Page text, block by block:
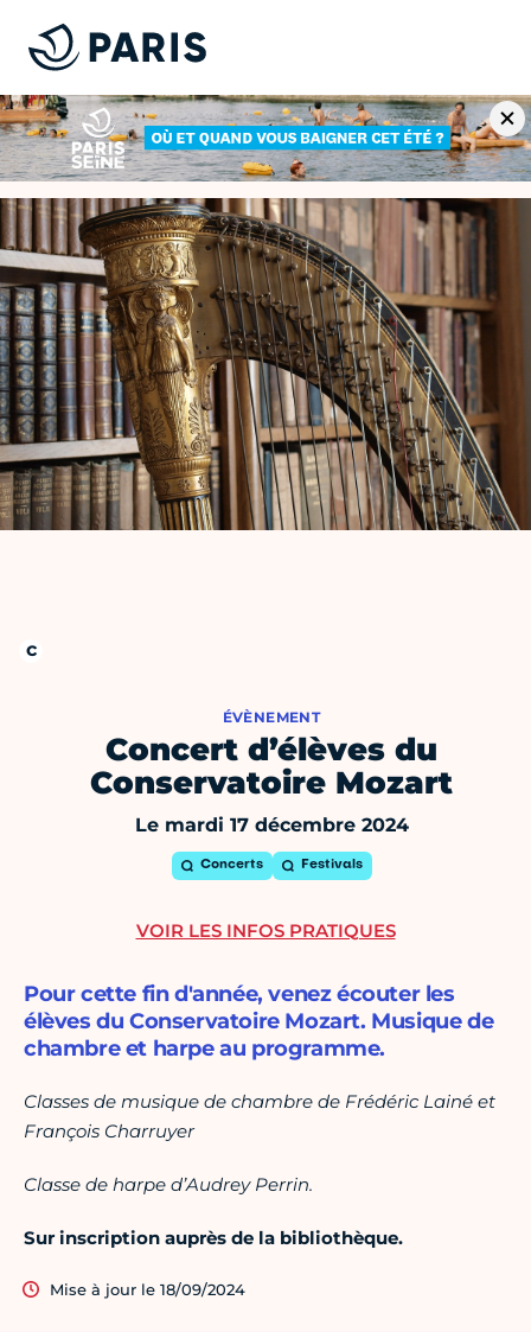
ÉVÈNEMENT
Concert d’élèves du
Conservatoire Mozart
Le mardi 17 décembre 2024
Concerts Festivals
Pour cette fin d'année, venez écouter les
élèves du Conservatoire Mozart. Musique de
chambre et harpe au programme.
Classes de musique de chambre de Frédéric Lainé et
François Charruyer
Classe de harpe d’Audrey Perrin.
Sur inscription auprès de la bibliothèque.
Mise à jour le 18/09/2024
VOIR LES INFOS PRATIQUES